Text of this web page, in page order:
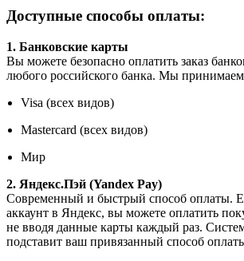
Доступные способы оплаты:
1. Банковские карты
Вы можете безопасно оплатить заказ
любого российского банка. Мы принимаем
Visa (всех видов)
Mastercard (всех видов)
Мир
2. Яндекс.Пэй (Yandex Pay)
Современный и быстрый способ оплаты.
аккаунт в Яндекс, вы можете оплатить
не вводя данные карты каждый раз.
подставит ваш привязанный способ